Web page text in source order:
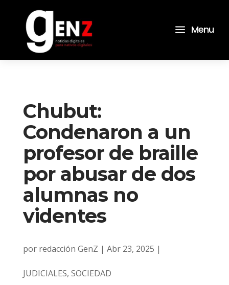
a Menu
Chubut:
Condenaron a un
profesor de braille
por abusar de dos
alumnas no
videntes
por redacción GenZ | Abr 23, 2025 |
JUDICIALES, SOCIEDAD